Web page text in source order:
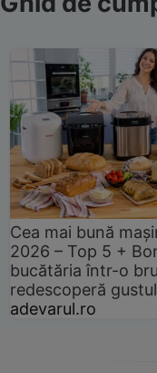
Cea mai bună
2026 – Top 5 +
bucătăria într-o
redescoperă
adevarul.ro